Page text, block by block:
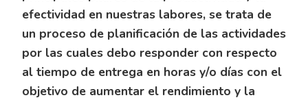
efectividad en nuestras labores, se trata de
un proceso de planificación de las actividades
por las cuales debo responder con respecto
al tiempo de entrega en horas y/o días con el
objetivo de aumentar el rendimiento y la